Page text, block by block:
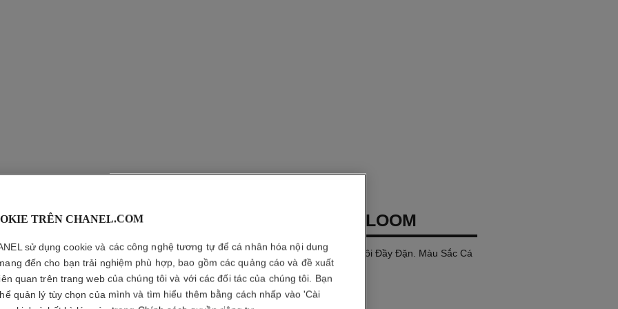
ROUGE COCO BLOOM
Son Môi Dưỡng Ẩm cho Làn Môi Đầy Đặn. Màu Sắc Cá
Tính, Lâu Trôi và Căng Bóng.
Xem thêm chi tiết
Tham chiếu 172120
TRÊN CHANEL.COM
sử dụng cookie và các công nghệ tương tự để cá nhân hóa nội dung
đến cho bạn trải nghiệm phù hợp, bao gồm các quảng cáo và đề xuất
quan trên trang web của chúng tôi và với các đối tác của chúng tôi. Bạn
quản lý tùy chọn của mình và tìm hiểu thêm bằng cách nhấp vào 'Cài